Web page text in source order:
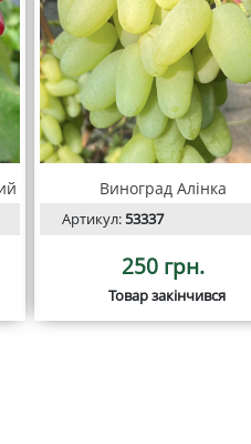
Виноград Алінка
Артикул:53337
250 грн.
Товар закінчився